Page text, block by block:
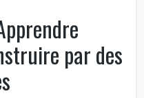
par des